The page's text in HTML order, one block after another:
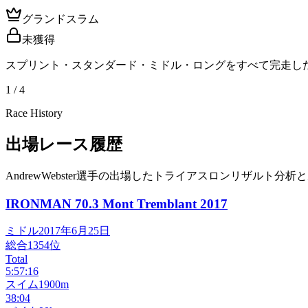
グランドスラム
未獲得
スプリント・スタンダード・ミドル・ロングをすべて完走し
1 / 4
Race History
出場レース履歴
AndrewWebster選手の出場したトライアスロンリザルト分析
IRONMAN 70.3 Mont Tremblant 2017
ミドル2017年6月25日
総合1354位
Total
5:57:16
スイム1900m
38:04